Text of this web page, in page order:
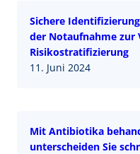
Sichere
der Notaufnahme zur
Risikostratifizierung
11. Juni 2024
Mit Antibiotika
unterscheiden Sie